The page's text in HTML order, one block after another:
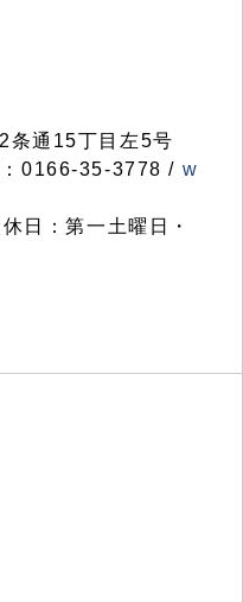
通15丁目左5号
0166-35-3778 / w
日：第一土曜日・